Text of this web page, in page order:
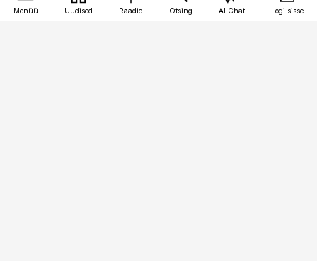
Menüü Uudised Raadio Otsing AI Chat Logi sisse